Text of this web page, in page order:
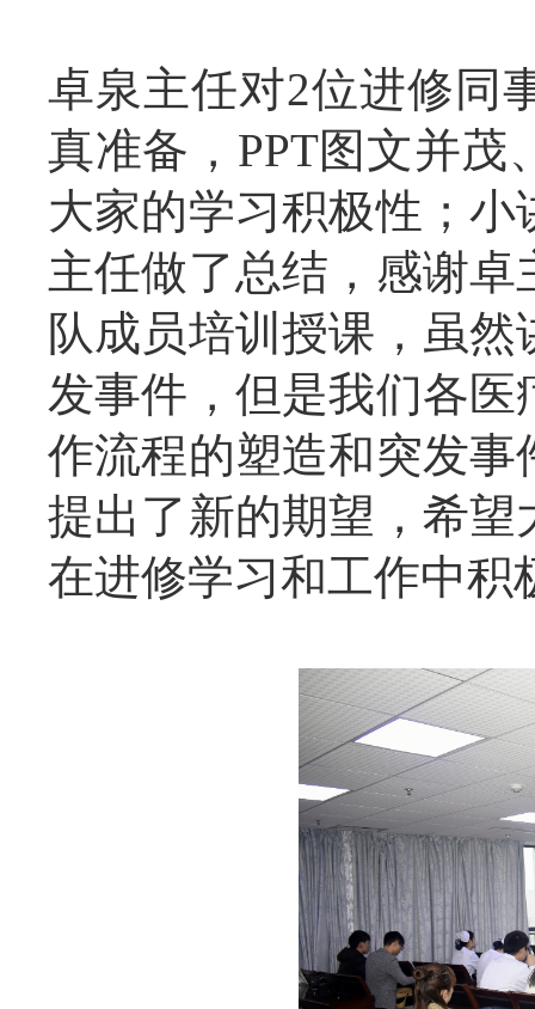
卓泉主任对2位进修同
真准备，PPT图文并
大家的学习积极性；
主任做了总结，感谢
队成员培训授课，虽
发事件，但是我们各
作流程的塑造和突发
提出了新的期望，希
在进修学习和工作中积